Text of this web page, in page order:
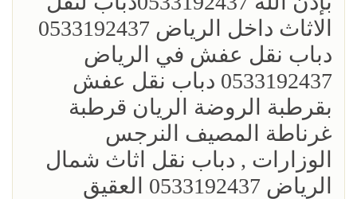
الاثاث داخل الرياض 0533192437
دباب نقل عفش في الرياض
0533192437 دباب نقل عفش
بقرطبة الروضة الريان قرطبة
غرناطة المصيف النرجس
الوزارات , دباب نقل اثاث شمال
الرياض 0533192437 العقيق